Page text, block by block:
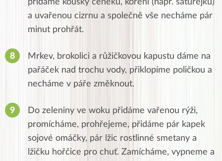
přidáme kousky čeneku, koření (např. saturejku)
a uvařenou cizrnu a společně vše necháme pár
minut prohřát.
Mrkev, brokolici a růžičkovou kapustu dáme na
pařáček nad trochu vody, přiklopíme poličkou a
necháme v páře změknout.
Do zeleniny ve woku přidáme vařenou rýži,
promícháme, prohřejeme, přidáme pár kapek
sojové omáčky, pár lžic rostlinné smetany a
lžičku hořčice pro chuť. Zamícháme, vypneme a